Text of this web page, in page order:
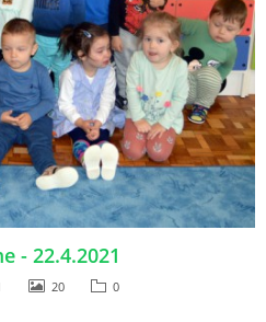
- 22.4.2021
20 0